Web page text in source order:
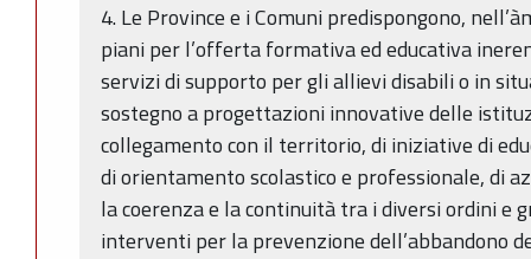
4. Le Province e i Comuni predispongono,
piani per l’offerta formativa ed educativa
servizi di supporto per gli allievi disabili o in
sostegno a progettazioni innovative delle
collegamento con il territorio, di iniziative di
di orientamento scolastico e professionale, di
la coerenza e la continuità tra i diversi ordini e
interventi per la prevenzione dell’abbandono